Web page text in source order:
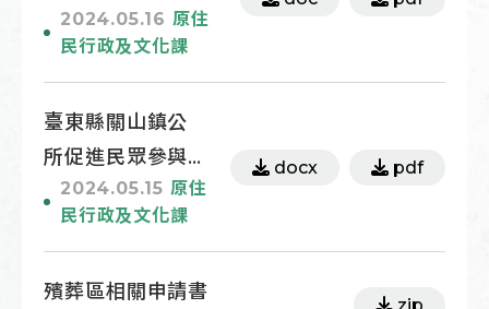
及社教活動補助申
請表
2024.05.16 原住
民行政及文化課
臺東縣關山鎮公
所促進民眾參與
原住民族語言認
證及藝能活動獎
表】
2024.05.15 原住
民行政及文化課
docx pdf
殯葬區相關申請書